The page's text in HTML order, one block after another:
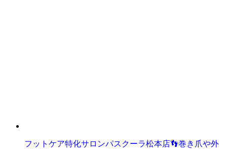
フットケア特化サロンパスクーラ松本店👣巻き爪や外